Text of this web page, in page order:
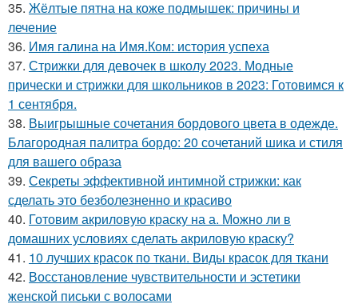
35. Жёлтые пятна на коже подмышек: причины и
лечение
36. Имя галина на Имя.Ком: история успеха
37. Стрижки для девочек в школу 2023. Модные
прически и стрижки для школьников в 2023: Готовимся к
1 сентября.
38. Выигрышные сочетания бордового цвета в одежде.
Благородная палитра бордо: 20 сочетаний шика и стиля
для вашего образа
39. Секреты эффективной интимной стрижки: как
сделать это безболезненно и красиво
40. Готовим акриловую краску на а. Можно ли в
домашних условиях сделать акриловую краску?
41. 10 лучших красок по ткани. Виды красок для ткани
42. Восстановление чувствительности и эстетики
женской письки с волосами